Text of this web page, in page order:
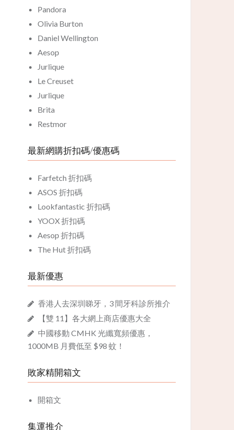
Pandora
Olivia Burton
Daniel Wellington
Aesop
Jurlique
Le Creuset
Jurlique
Brita
Restmor
最新網購折扣碼/優惠碼
Farfetch 折扣碼
ASOS 折扣碼
Lookfantastic 折扣碼
YOOX 折扣碼
Aesop 折扣碼
The Hut 折扣碼
最新優惠
香港人去深圳睇牙，3 間牙科診所推介
【雙 11】各大網上商店優惠大全
中國移動 CMHK 光纖寬頻優惠，
1000MB 月費低至 $98 蚊！
敗家精開箱文
開箱文
集運推介